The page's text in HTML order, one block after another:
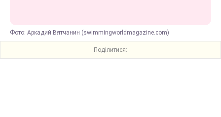
Фото: Аркадий Вятчанин (swimmingworldmagazine.com)
Поділитися: